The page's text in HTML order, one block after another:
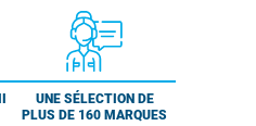
UNE SÉLECTION DE
PLUS DE 160 MARQUES